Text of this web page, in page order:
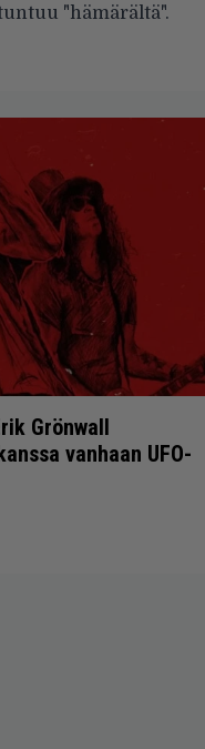
"hämärältä".
Grönwall
vanhaan UFO-